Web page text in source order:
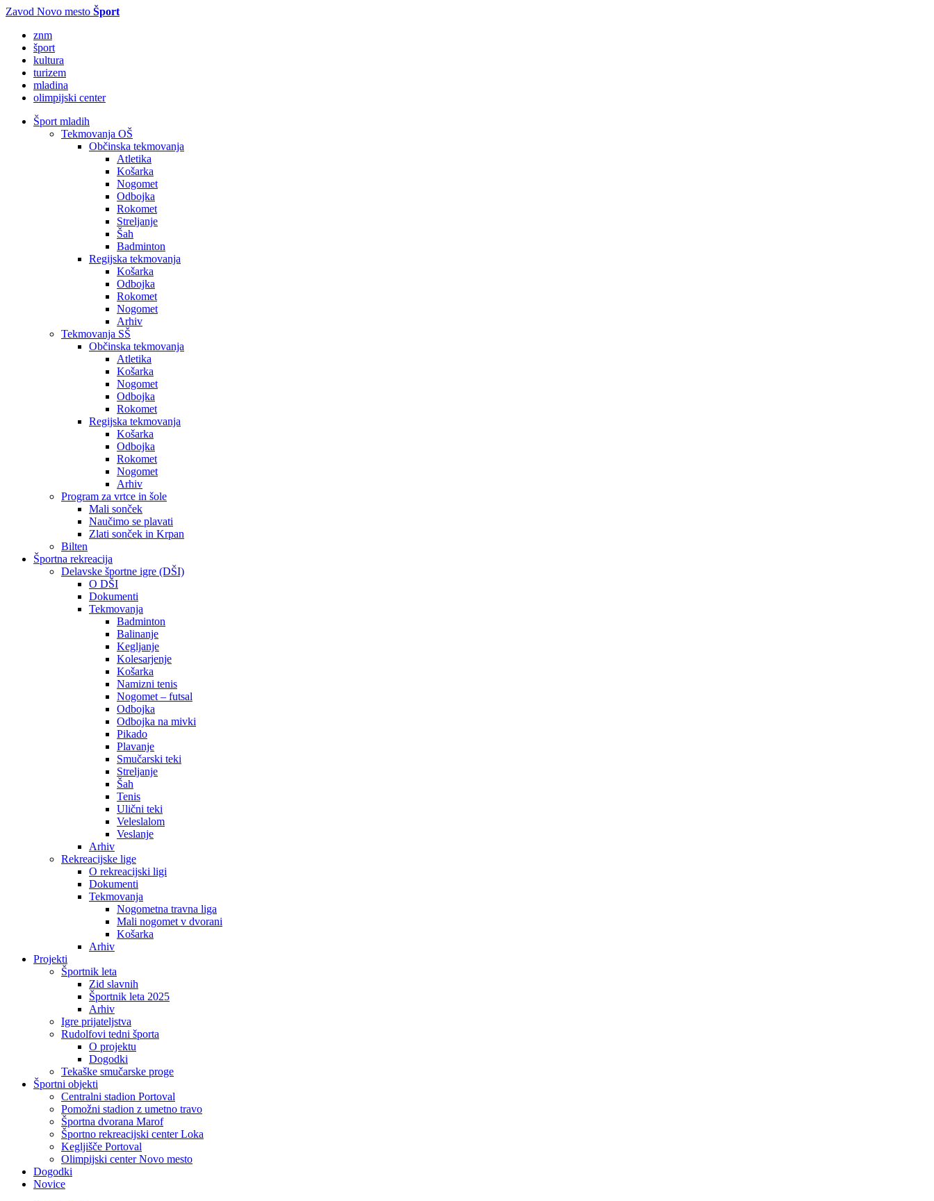
Zavod Novo mesto Šport
znm
šport
kultura
turizem
mladina
olimpijski center
Šport mladih
Tekmovanja OŠ
Občinska tekmovanja
Atletika
Košarka
Nogomet
Odbojka
Rokomet
Streljanje
Šah
Badminton
Regijska tekmovanja
Košarka
Odbojka
Rokomet
Nogomet
Arhiv
Tekmovanja SŠ
Občinska tekmovanja
Atletika
Košarka
Nogomet
Odbojka
Rokomet
Regijska tekmovanja
Košarka
Odbojka
Rokomet
Nogomet
Arhiv
Program za vrtce in šole
Mali sonček
Naučimo se plavati
Zlati sonček in Krpan
Bilten
Športna rekreacija
Delavske športne igre (DŠI)
O DŠI
Dokumenti
Tekmovanja
Badminton
Balinanje
Kegljanje
Kolesarjenje
Košarka
Namizni tenis
Nogomet – futsal
Odbojka
Odbojka na mivki
Pikado
Plavanje
Smučarski teki
Streljanje
Šah
Tenis
Ulični teki
Veleslalom
Veslanje
Arhiv
Rekreacijske lige
O rekreacijski ligi
Dokumenti
Tekmovanja
Nogometna travna liga
Mali nogomet v dvorani
Košarka
Arhiv
Projekti
Športnik leta
Zid slavnih
Športnik leta 2025
Arhiv
Igre prijateljstva
Rudolfovi tedni športa
O projektu
Dogodki
Tekaške smučarske proge
Športni objekti
Centralni stadion Portoval
Pomožni stadion z umetno travo
Športna dvorana Marof
Športno rekreacijski center Loka
Kegljišče Portoval
Olimpijski center Novo mesto
Dogodki
Novice